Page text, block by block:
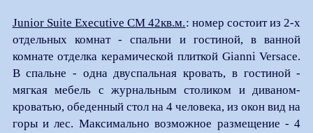
Junior Suite Executive CМ 42кв.м.: номер состоит из 2-х
отдельных комнат - спальни и гостиной, в ванной
комнате отделка керамической плиткой Gianni Versace.
В спальне - одна двуспальная кровать, в гостиной -
мягкая мебель с журнальным столиком и диваном-
кроватью, обеденный стол на 4 человека, из окон вид на
горы и лес. Максимально возможное размещение - 4